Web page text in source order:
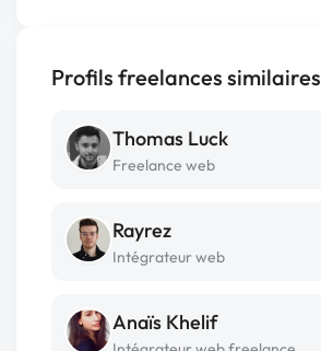
Profils freelances similaires
Thomas Luck
Freelance web
Rayrez
Intégrateur web
Anaïs Khelif